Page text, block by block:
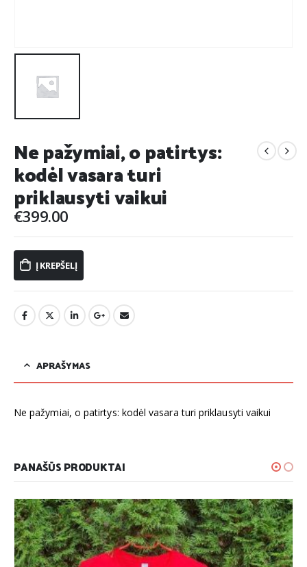
Ne pažymiai, o patirtys:
kodėl vasara turi
priklausyti vaikui
€399.00
Į KREPŠELĮ
APRAŠYMAS
Ne pažymiai, o patirtys: kodėl vasara turi priklausyti vaikui
PANAŠŪS PRODUKTAI